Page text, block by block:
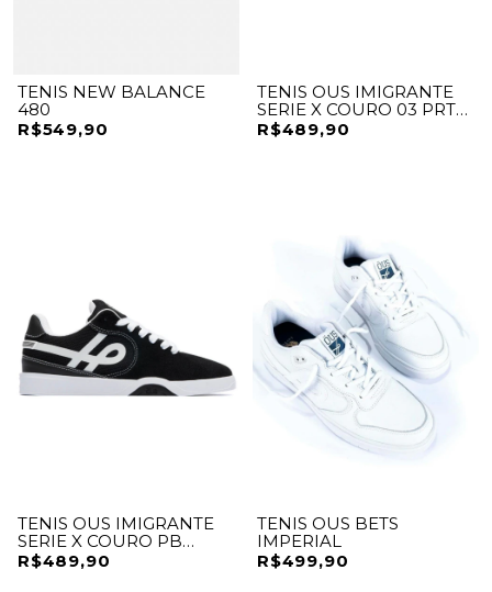
TENIS NEW BALANCE
480
R$549,90
TENIS OUS IMIGRANTE
SERIE X COURO 03 PRT
FURTA COR ESSENCIAL
R$489,90
TENIS OUS IMIGRANTE
SERIE X COURO PB
ESSENCIAL
R$489,90
TENIS OUS BETS
IMPERIAL
R$499,90